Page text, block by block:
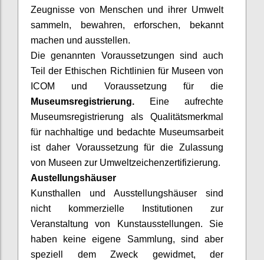
Zeugnisse von Menschen und ihrer Umwelt
sammeln, bewahren, erforschen, bekannt
machen und ausstellen.
Die genannten Voraussetzungen sind auch
Teil der Ethischen Richtlinien für Museen von
ICOM und Voraussetzung für die
Museumsregistrierung.
Eine aufrechte
Museumsregistrierung als Qualitätsmerkmal
für nachhaltige und bedachte Museumsarbeit
ist daher Voraussetzung für die Zulassung
von Museen zur Umweltzeichenzertifizierung.
Austellungshäuser
Kunsthallen und Ausstellungshäuser sind
nicht kommerzielle Institutionen zur
Veranstaltung von Kunstausstellungen. Sie
haben keine eigene Sammlung, sind aber
speziell dem Zweck gewidmet, der